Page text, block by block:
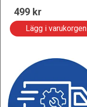
499 kr
Lägg i varukorgen